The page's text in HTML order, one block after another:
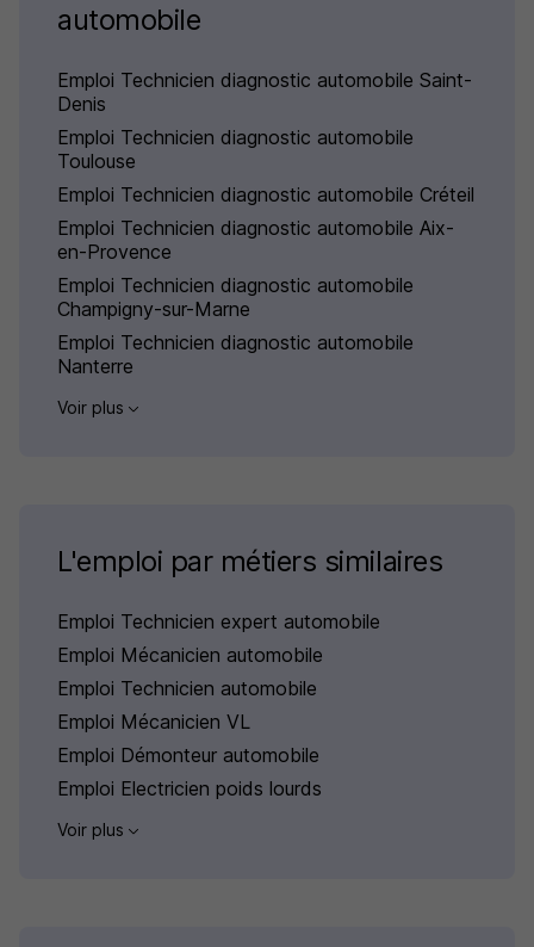
automobile
Emploi Technicien diagnostic automobile Saint-
Denis
Emploi Technicien diagnostic automobile
Toulouse
Emploi Technicien diagnostic automobile Créteil
Emploi Technicien diagnostic automobile Aix-
en-Provence
Emploi Technicien diagnostic automobile
Champigny-sur-Marne
Emploi Technicien diagnostic automobile
Nanterre
Voir plus
L'emploi par métiers similaires
Emploi Technicien expert automobile
Emploi Mécanicien automobile
Emploi Technicien automobile
Emploi Mécanicien VL
Emploi Démonteur automobile
Emploi Electricien poids lourds
Voir plus